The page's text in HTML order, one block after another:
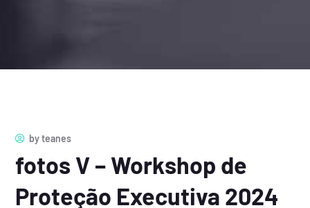
byteanes
fotos V – Workshop de
Proteção Executiva 2024